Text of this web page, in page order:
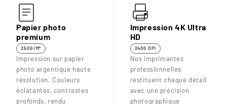
Papier photo
premium
250G/M²
Impression sur papier
photo argentique haute
résolution. Couleurs
éclatantes, contrastes
profonds, rendu
Impression 4K Ultra
HD
2400 DPI
Nos imprimantes
professionnelles
restituent chaque détail
avec une précision
photographique